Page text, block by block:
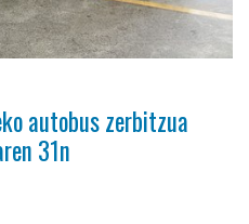
autobus zerbitzua
31n